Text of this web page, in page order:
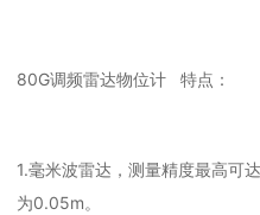
80G调频雷达物位计 特点：
1.毫米波雷达，测量精度最高可
为0.05m。